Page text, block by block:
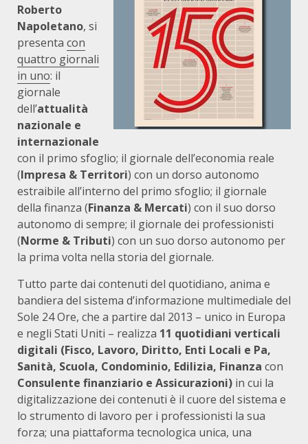
Roberto
Napoletano, si
presenta con
quattro giornali
in uno: il
giornale
dell’attualità
nazionale e
internazionale
con il primo sfoglio; il giornale dell’economia reale
(Impresa & Territori) con un dorso autonomo
estraibile all’interno del primo sfoglio; il giornale
della finanza (Finanza & Mercati) con il suo dorso
autonomo di sempre; il giornale dei professionisti
(Norme & Tributi) con un suo dorso autonomo per
la prima volta nella storia del giornale.
Tutto parte dai contenuti del quotidiano, anima e
bandiera del sistema d’informazione multimediale del
Sole 24 Ore, che a partire dal 2013 – unico in Europa
e negli Stati Uniti – realizza 11 quotidiani verticali
digitali (Fisco, Lavoro, Diritto, Enti Locali e Pa,
Sanità, Scuola, Condominio, Edilizia, Finanza con
Consulente finanziario e Assicurazioni) in cui la
digitalizzazione dei contenuti è il cuore del sistema e
lo strumento di lavoro per i professionisti la sua
forza; una piattaforma tecnologica unica, una